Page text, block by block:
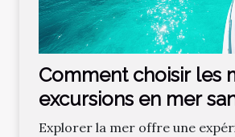
Comment choisir les
excursions en mer
tromper ?
Explorer la mer offre une